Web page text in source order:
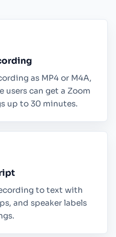
as MP4 or M4A,
users can get a Zoom
up to 30 minutes.
to text with
and speaker labels